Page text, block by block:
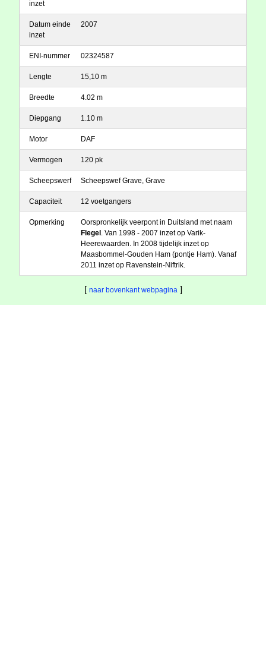
inzet
Datum einde
inzet
2007
ENI-nummer 02324587
Lengte 15,10 m
Breedte 4.02 m
Diepgang 1.10 m
Motor DAF
Vermogen 120 pk
Scheepswerf Scheepswef Grave, Grave
Capaciteit 12 voetgangers
Opmerking
Oorspronkelijk veerpont in Duitsland met naam
Flegel . Van 1998 - 2007 inzet op Varik-
Heerewaarden. In 2008 tijdelijk inzet op
Maasbommel-Gouden Ham (pontje Ham). Vanaf
2011 inzet op Ravenstein-Niftrik.
[ naar bovenkant webpagina ]